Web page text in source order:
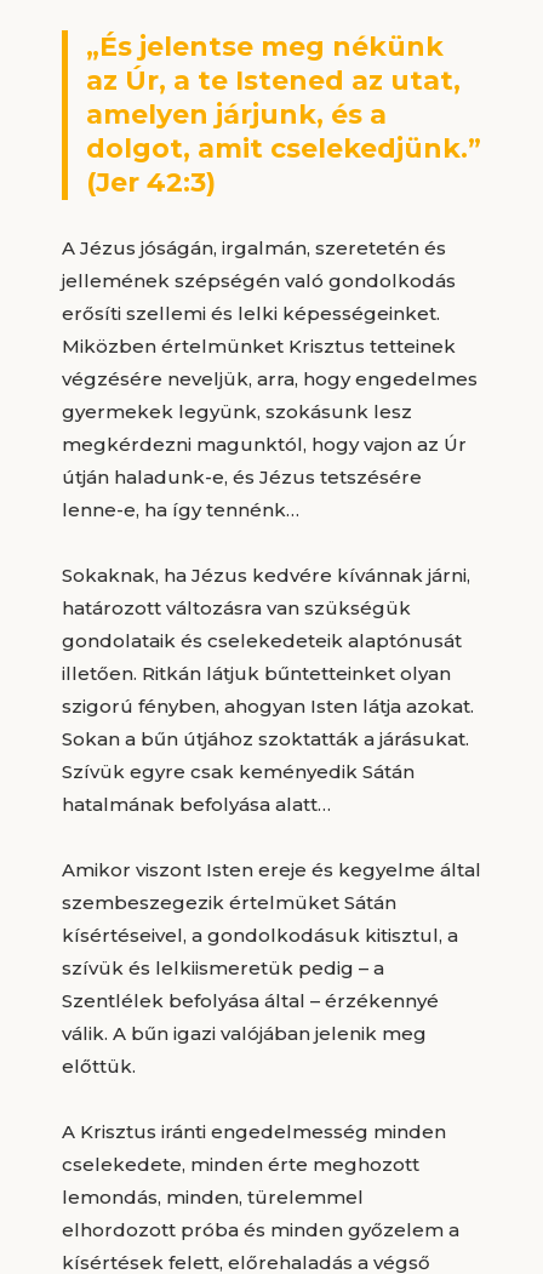
„És jelentse meg nékünk
az Úr, a te Istened az utat,
amelyen járjunk, és a
dolgot, amit cselekedjünk.”
(Jer 42:3)
A Jézus jóságán, irgalmán, szeretetén és
jellemének szépségén való gondolkodás
erősíti szellemi és lelki képességeinket.
Miközben értelmünket Krisztus tetteinek
végzésére neveljük, arra, hogy engedelmes
gyermekek legyünk, szokásunk lesz
megkérdezni magunktól, hogy vajon az Úr
útján haladunk-e, és Jézus tetszésére
lenne-e, ha így tennénk…
Sokaknak, ha Jézus kedvére kívánnak járni,
határozott változásra van szükségük
gondolataik és cselekedeteik alaptónusát
illetően. Ritkán látjuk bűntetteinket olyan
szigorú fényben, ahogyan Isten látja azokat.
Sokan a bűn útjához szoktatták a járásukat.
Szívük egyre csak keményedik Sátán
hatalmának befolyása alatt…
Amikor viszont Isten ereje és kegyelme által
szembeszegezik értelmüket Sátán
kísértéseivel, a gondolkodásuk kitisztul, a
szívük és lelkiismeretük pedig – a
Szentlélek befolyása által – érzékennyé
válik. A bűn igazi valójában jelenik meg
előttük.
A Krisztus iránti engedelmesség minden
cselekedete, minden érte meghozott
lemondás, minden, türelemmel
elhordozott próba és minden győzelem a
kísértések felett, előrehaladás a végső